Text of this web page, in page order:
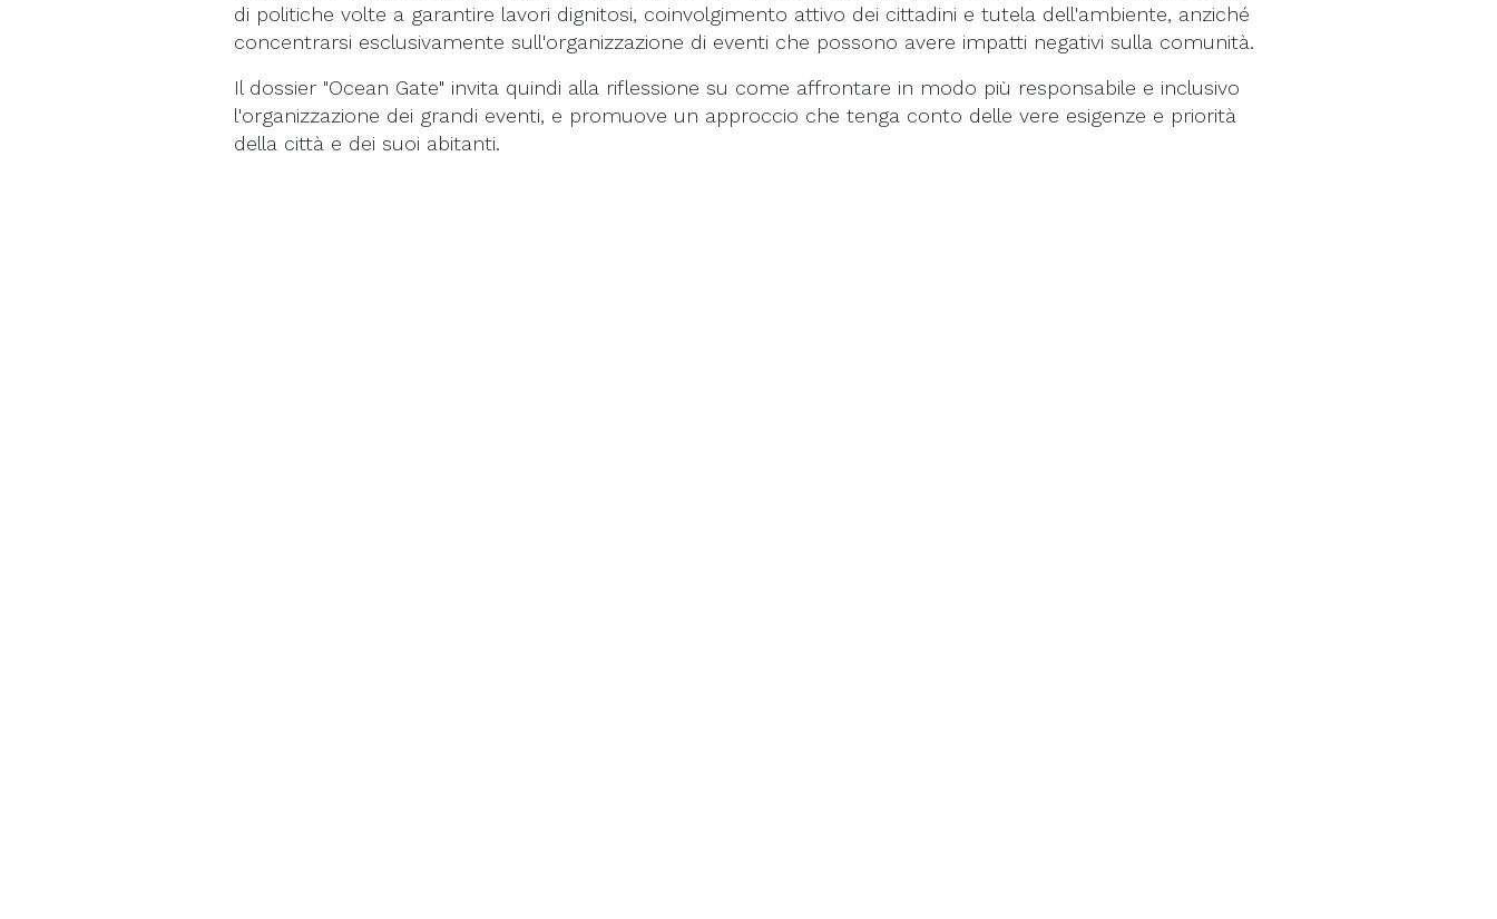
di politiche volte a garantire lavori dignitosi, coinvolgimento attivo dei cittadini e tutela dell'ambiente, anziché
concentrarsi esclusivamente sull'organizzazione di eventi che possono avere impatti negativi sulla comunità.
Il dossier "Ocean Gate" invita quindi alla riflessione su come affrontare in modo più responsabile e inclusivo
l'organizzazione dei grandi eventi, e promuove un approccio che tenga conto delle vere esigenze e priorità
della città e dei suoi abitanti.